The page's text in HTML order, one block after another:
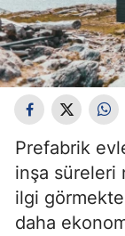
Prefabrik
inşa süreleri
ilgi
daha